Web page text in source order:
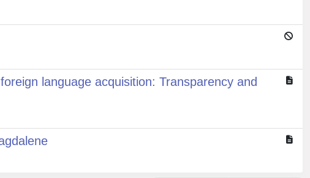
language acquisition: Transparency and